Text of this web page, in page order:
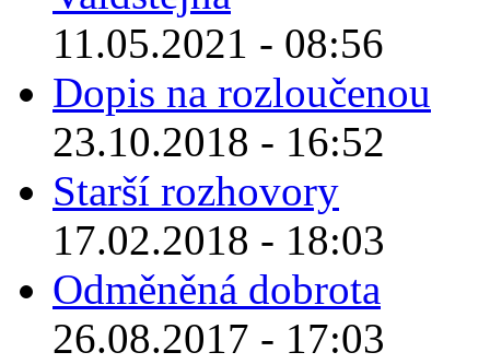
11.05.2021 - 08:56
Dopis na rozloučenou
23.10.2018 - 16:52
Starší rozhovory
17.02.2018 - 18:03
Odměněná dobrota
26.08.2017 - 17:03